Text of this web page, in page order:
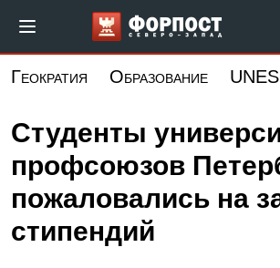
основному
Форпост
Геократия Образование
Студенты
профсоюзов
пожаловались на
стипендий